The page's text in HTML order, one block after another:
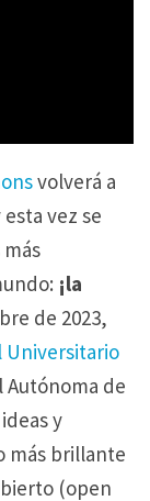
volverá a
vez se
¡la
de 2023,
Universitario
Autónoma de
y
más brillante
(open